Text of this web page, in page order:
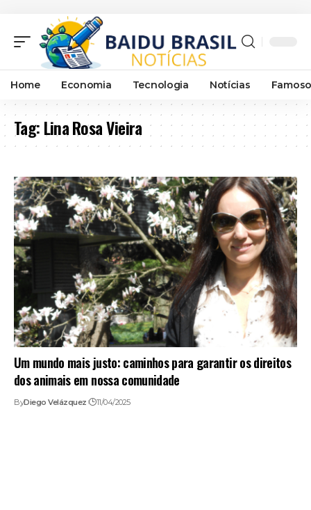
Home Economia Tecnologia Notícias
Tag:Lina Rosa Vieira
Um mundo mais justo: caminhos para garantir os direitos
dos animais em nossa comunidade
ByDiego Velázquez 11/04/2025